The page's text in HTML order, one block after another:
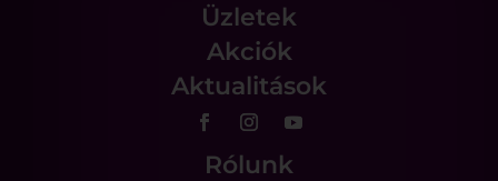
Üzletek
Akciók
Aktualitások
Rólunk